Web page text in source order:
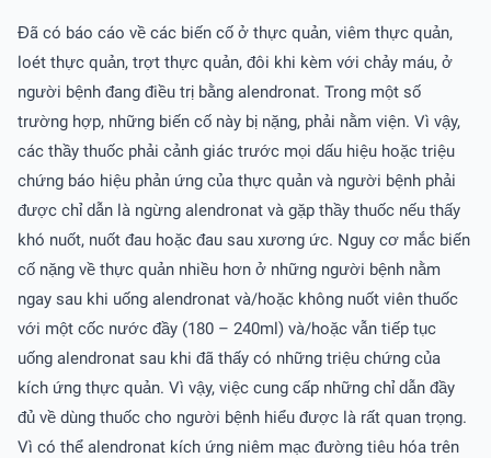
Đã có báo cáo về các biến cố ở thực quản, viêm thực quản,
loét thực quản, trợt thực quản, đôi khi kèm với chảy máu, ở
người bệnh đang điều trị bằng alendronat. Trong một số
trường hợp, những biến cố này bị nặng, phải nằm viện. Vì vậy,
các thầy thuốc phải cảnh giác trước mọi dấu hiệu hoặc triệu
chứng báo hiệu phản ứng của thực quản và người bệnh phải
được chỉ dẫn là ngừng alendronat và gặp thầy thuốc nếu thấy
khó nuốt, nuốt đau hoặc đau sau xương ức. Nguy cơ mắc biến
cố nặng về thực quản nhiều hơn ở những người bệnh nằm
ngay sau khi uống alendronat và/hoặc không nuốt viên thuốc
với một cốc nước đầy (180 – 240ml) và/hoặc vẫn tiếp tục
uống alendronat sau khi đã thấy có những triệu chứng của
kích ứng thực quản. Vì vậy, việc cung cấp những chỉ dẫn đầy
đủ về dùng thuốc cho người bệnh hiểu được là rất quan trọng.
Vì có thể alendronat kích ứng niêm mạc đường tiêu hóa trên